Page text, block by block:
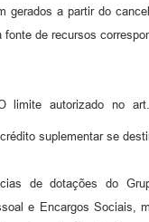
gerados a partir do
fonte de recursos
limite autorizado no
suplementar se
de dotações do
e Encargos Sociais,